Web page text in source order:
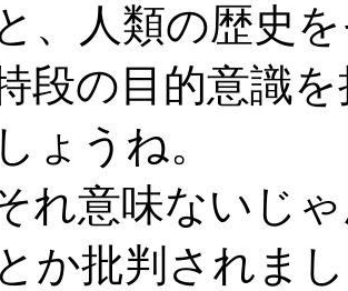
、人類の歴史
の目的意識を
ょうね。
れ意味ないじゃ
か批判されま